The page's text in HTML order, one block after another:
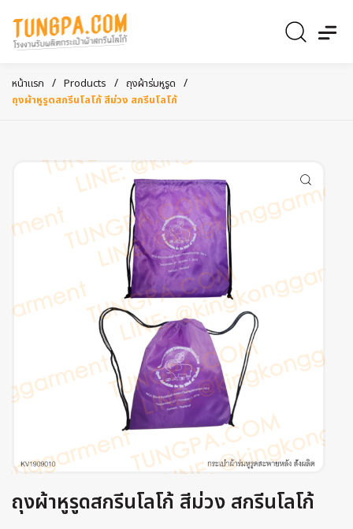
หน้าแรก / Products / ถุงผ้าร่มหูรูด /
ถุงผ้าหูรูดสกรีนโลโก้ สีม่วง สกรีนโลโก้
ถุงผ้าหูรูดสกรีนโลโก้ สีม่วง สกรีนโลโก้